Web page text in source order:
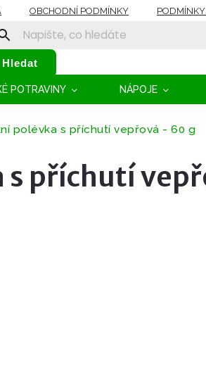
OBCHODNÍ PODMÍNKY
Hledat
POTRAVINY NÁPOJE
polévka s příchutí vepřová - 60 g
příchutí